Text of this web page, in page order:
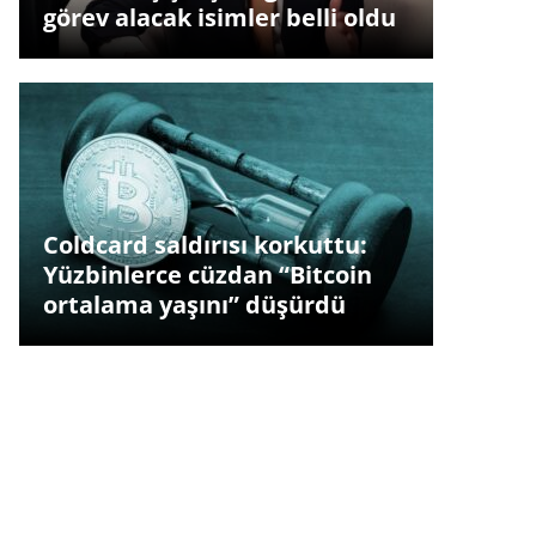
görev alacak isimler belli oldu
Coldcard saldırısı korkuttu:
Yüzbinlerce cüzdan “Bitcoin
ortalama yaşını” düşürdü